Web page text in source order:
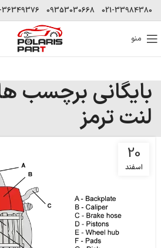
021-33984380
09353030668
36349376
منو
بایگانی برچسب
لنت ترمز
20
اسفند